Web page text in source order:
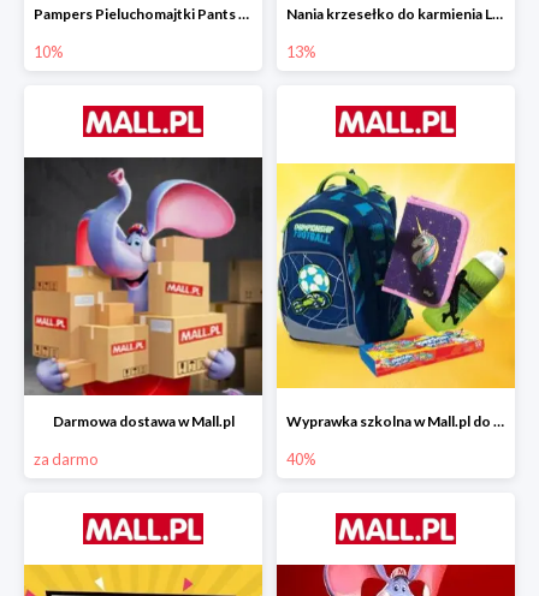
Pampers Pieluchomajtki Pants 5 (12-17 kg) 152 szt.
10%
Nania krzesełko do karmienia LUNA 2w1
13%
Darmowa dostawa w Mall.pl
za darmo
Wyprawka szkolna w Mall.pl do -40%
40%